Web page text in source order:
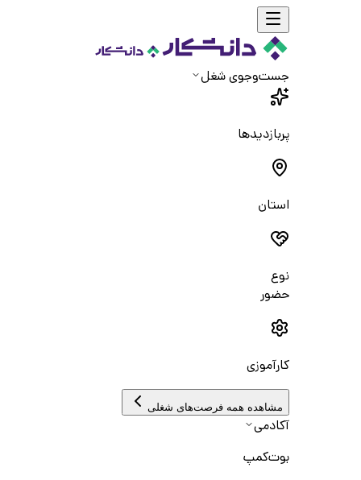
جست‌و‌جوی شغل
پربازدیدها
استان
نوع
حضور
کارآموزی
مشاهده همه فرصت‌های شغلی
آکادمی
بوت‌کمپ